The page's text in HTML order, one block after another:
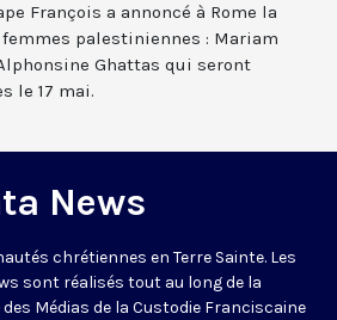
François a annoncé à Rome la
palestiniennes : Mariam
Ghattas qui seront
le 17 mai.
News
chrétiennes en Terre Sainte. Les
sont réalisés tout au long de la
Médias de la Custodie Franciscaine